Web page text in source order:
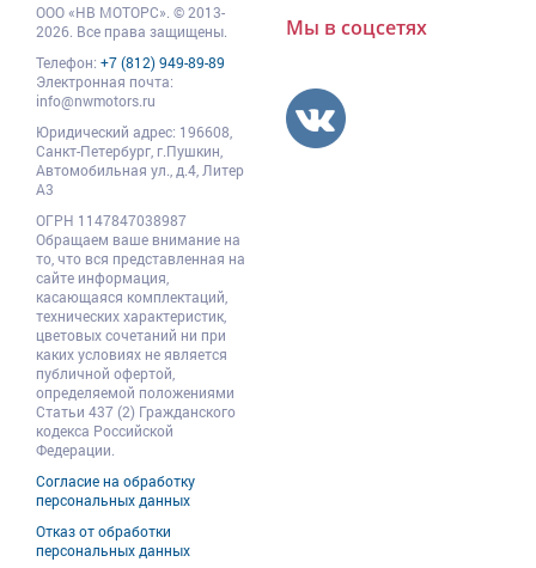
ООО«НВ МОТОРС» © 2013-
2026. Все права защищены.
Телефон: +7 (812) 949-89-89
Электронная почта:
info@nwmotors.ru
Юридический адрес: 196608
Санкт-Петербург, г.Пушкин
Автомобильная ул., д.4, Литер
А3
ОГРН 1147847038987
Обращаем ваше внимание на
то, что вся представленная на
сайте информация,
касающаяся комплектаций,
технических характеристик,
цветовых сочетаний ни при
каких условиях не является
публичной офертой,
определяемой положениями
Статьи 437 (2) Гражданского
кодекса Российской
Федерации.
Согласие на обработку
персональных данных
Отказ от обработки
персональных данных
Мы в соцсетях